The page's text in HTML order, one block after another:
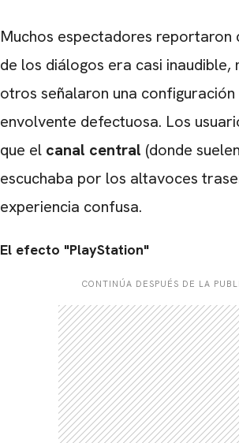
Muchos espectadores reportaron
de los diálogos era casi inaudible,
otros señalaron una configuración
envolvente defectuosa. Los
que el canal central (donde
escuchaba por los altavoces
experiencia confusa.
El efecto "PlayStation"
CONTINÚA DESPUÉS DE LA